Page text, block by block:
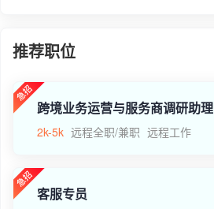
推荐职位
跨境业务运营与服务商调研助理
2k-5k 远程全职/兼职 远程工作
客服专员